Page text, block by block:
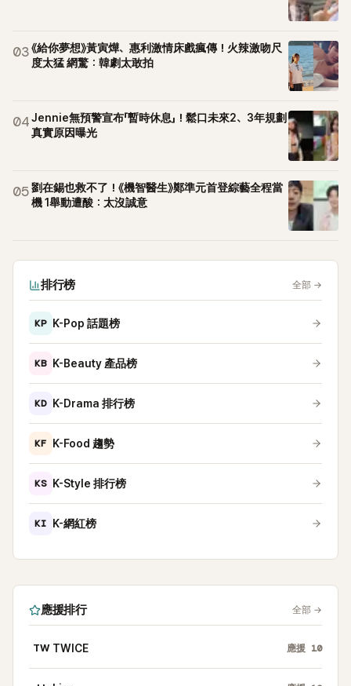
03《給你夢想》黃寅燁、惠利激情床戲瘋傳！火辣激吻尺
度太猛 網驚：韓劇太敢拍
04Jennie無預警宣布「暫時休息」！鬆口未來2、3年規劃
真實原因曝光
05劉在錫也救不了！《機智醫生》鄭準元首登綜藝全程當
機 1舉動遭酸：太沒誠意
排行榜 全部 →
KP K-Pop 話題榜
KB K-Beauty 產品榜
KD K-Drama 排行榜
KF K-Food 趨勢
KS K-Style 排行榜
KI K-網紅榜
應援排行 全部 →
TW TWICE 應援 10